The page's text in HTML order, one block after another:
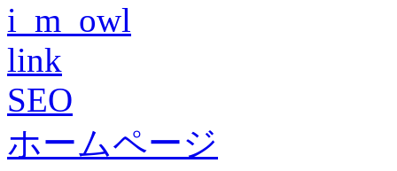
i_m_owl
link
SEO
ホームページ